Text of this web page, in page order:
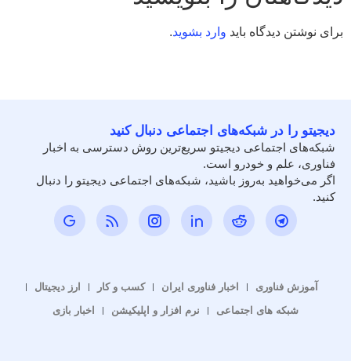
برای نوشتن دیدگاه باید وارد بشوید.
دیجیتو را در شبکه‌های اجتماعی دنبال کنید
شبکه‌های اجتماعی دیجیتو سریع‌ترین روش دسترسی به اخبار
فناوری، علم و خودرو است.
اگر می‌خواهید به‌روز باشید، شبکه‌های اجتماعی دیجیتو را دنبال
کنید.
آموزش فناوری اخبار فناوری ایران کسب و کار
ارز دیجیتال
شبکه های اجتماعی
نرم افزار و اپلیکیشن اخبار بازی